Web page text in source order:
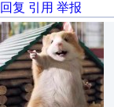
回复 引用 举报